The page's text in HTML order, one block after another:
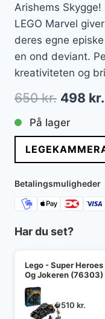
Arishems
LEGO Marvel
deres egne
en ond deviant.
kreativiteten og
650kr. Den
pris
var:
650 kr..
498 kr.
På lager
Betalingsmuligheder
Har du set?
Lego - Super
Og Jokeren (76303)
510 kr.